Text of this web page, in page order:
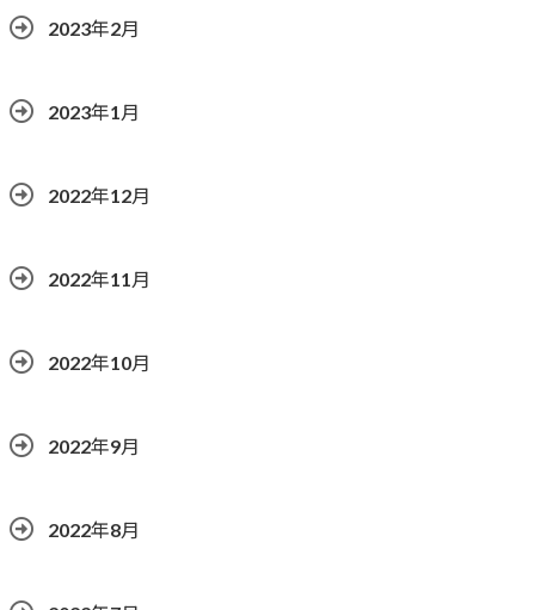
2023年2月
2023年1月
2022年12月
2022年11月
2022年10月
2022年9月
2022年8月